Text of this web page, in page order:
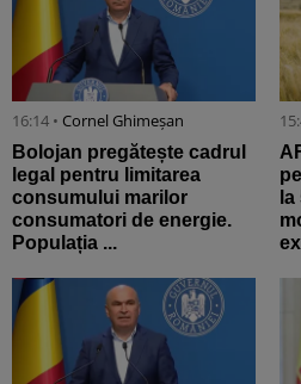
16:14 • Cornel Ghimeșan
Bolojan pregătește cadrul
legal pentru limitarea
consumului marilor
consumatori de energie.
Populația ...